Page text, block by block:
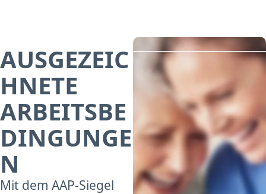
AUSGEZEIC
HNETE
ARBEITSBE
DINGUNGE
N
Mit dem AAP-Siegel